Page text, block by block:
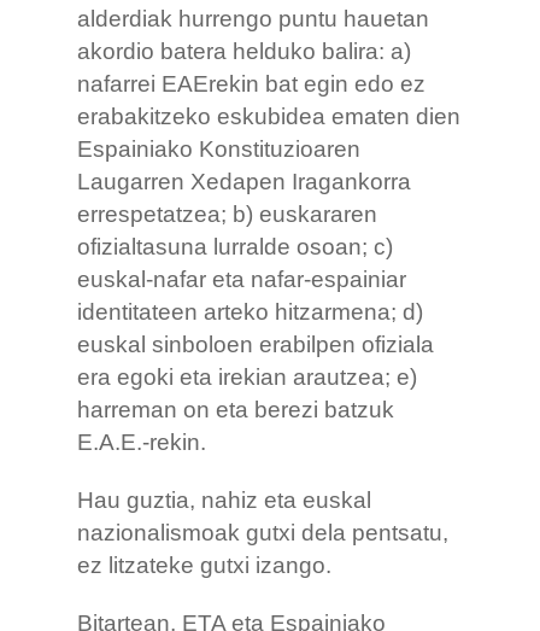
alderdiak hurrengo puntu hauetan
akordio batera helduko balira: a)
nafarrei EAErekin bat egin edo ez
erabakitzeko eskubidea ematen dien
Espainiako Konstituzioaren
Laugarren Xedapen Iragankorra
errespetatzea; b) euskararen
ofizialtasuna lurralde osoan; c)
euskal-nafar eta nafar-espainiar
identitateen arteko hitzarmena; d)
euskal sinboloen erabilpen ofiziala
era egoki eta irekian arautzea; e)
harreman on eta berezi batzuk
E.A.E.-rekin.
Hau guztia, nahiz eta euskal
nazionalismoak gutxi dela pentsatu,
ez litzateke gutxi izango.
Bitartean, ETA eta Espainiako